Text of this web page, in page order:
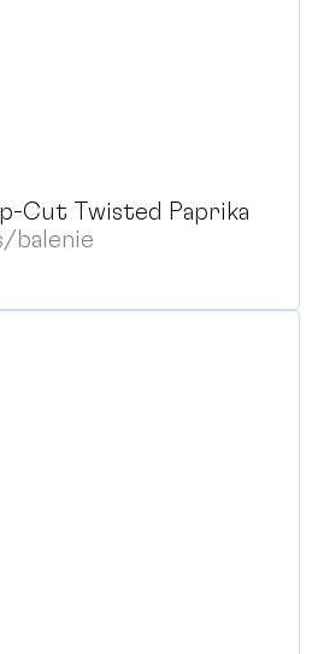
Cut Twisted Paprika
balenie